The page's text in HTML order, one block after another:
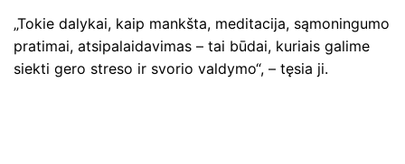
„Tokie dalykai, kaip mankšta, meditacija, sąmoningumo
pratimai, atsipalaidavimas – tai būdai, kuriais galime
siekti gero streso ir svorio valdymo“, – tęsia ji.